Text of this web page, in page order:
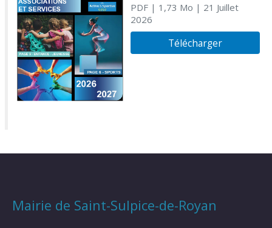
PDF| 1,73 Mo | 21 Juillet
2026
Télécharger
Mairie de Saint-Sulpice-de-Royan